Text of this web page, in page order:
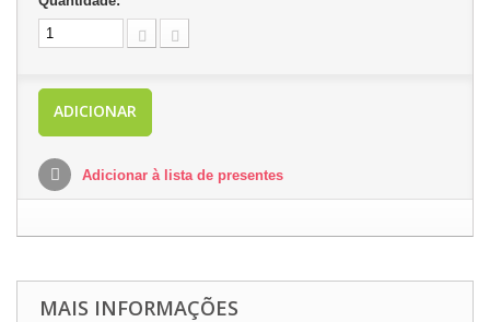
ADICIONAR
Adicionar à lista de presentes
MAIS INFORMAÇÕES